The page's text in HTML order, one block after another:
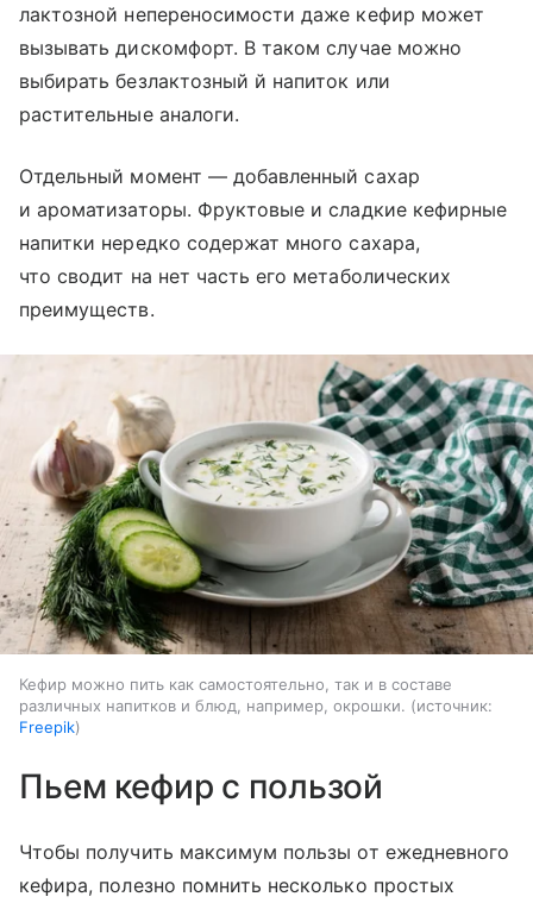
лактозной непереносимости даже кефир может
вызывать дискомфорт. В таком случае можно
выбирать безлактозный й напиток или
растительные аналоги.
Отдельный момент — добавленный сахар
и ароматизаторы. Фруктовые и сладкие кефирные
напитки нередко содержат много сахара,
что сводит на нет часть его метаболических
преимуществ.
Кефир можно пить как самостоятельно, так и в составе
различных напитков и блюд, например, окрошки.
источник:
Freepik
Пьем кефир с пользой
Чтобы получить максимум пользы от ежедневного
кефира, полезно помнить несколько простых